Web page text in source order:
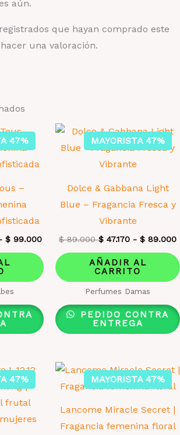
aún.
que hayan comprado este
una valoración.
47%
–
$99.000
MAYORISTA 47%
Dolce & Gabbana Light
Blue – Fragancia Fresca y
Vibrante
$89.000 $ 47.170 - $ 89.000
AÑADIR AL
CARRITO
Perfumes Damas
PEDIDO CONTRA
ENTREGA
47% MAYORISTA 47%
Lancome Miracle Secret |
Fragancia femenina floral